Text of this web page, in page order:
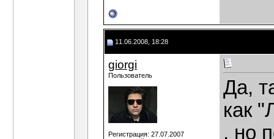
11.06.2008, 18:28
giorgi
Пользователь
Регистрация: 27.07.2007
Да,
как
, но